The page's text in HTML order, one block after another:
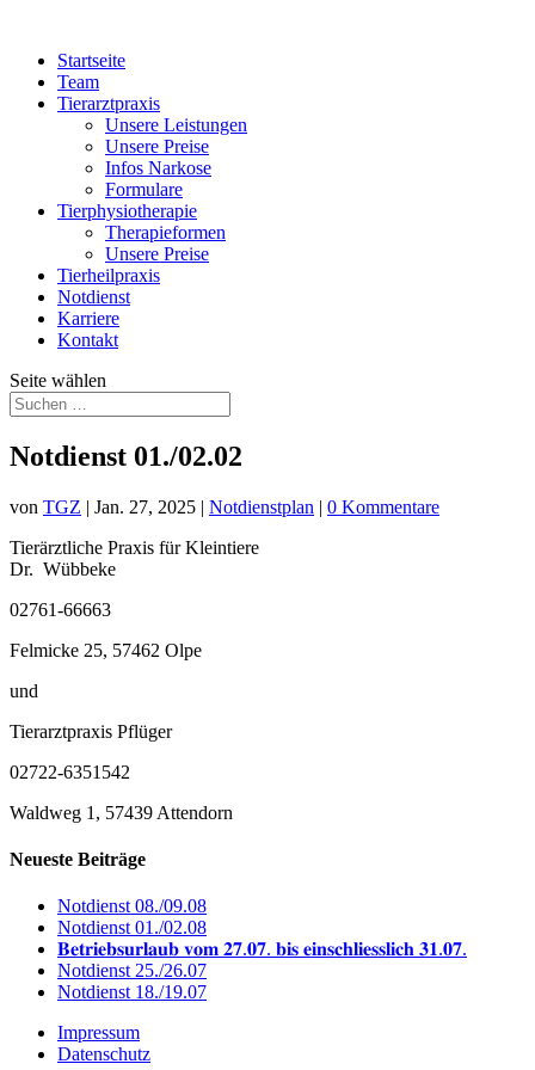
Startseite
Team
Tierarztpraxis
Unsere Leistungen
Unsere Preise
Infos Narkose
Formulare
Tierphysiotherapie
Therapieformen
Unsere Preise
Tierheilpraxis
Notdienst
Karriere
Kontakt
Seite wählen
Notdienst 01./02.02
von TGZ | Jan. 27, 2025 | Notdienstplan | 0 Kommentare
Tierärztliche Praxis für Kleintiere
Dr. Wübbeke
02761-66663
Felmicke 25, 57462 Olpe
und
Tierarztpraxis Pflüger
02722-6351542
Waldweg 1, 57439 Attendorn
Neueste Beiträge
Notdienst 08./09.08
Notdienst 01./02.08
𝐁𝐞𝐭𝐫𝐢𝐞𝐛𝐬𝐮𝐫𝐥𝐚𝐮𝐛 𝐯𝐨𝐦 𝟐𝟕.𝟎𝟕. 𝐛𝐢𝐬 𝐞𝐢𝐧𝐬𝐜𝐡𝐥𝐢𝐞𝐬𝐬𝐥𝐢𝐜𝐡 𝟑𝟏.𝟎𝟕.
Notdienst 25./26.07
Notdienst 18./19.07
Impressum
Datenschutz